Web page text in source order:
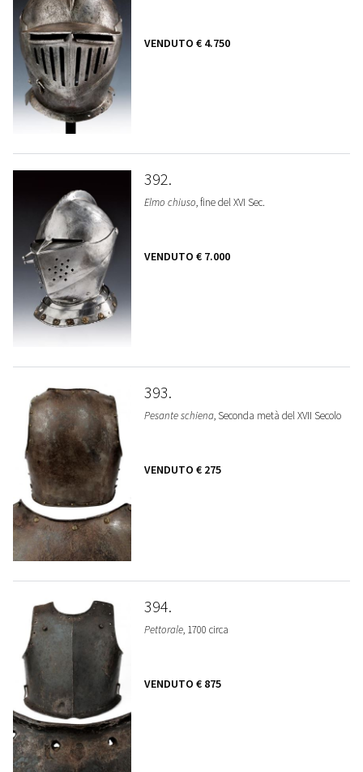
VENDUTO € 4.750
392
Elmo chiuso, fine del XVI Sec.
VENDUTO € 7.000
393
Pesante schiena, Seconda metà del XVII Secolo
VENDUTO € 275
394
Pettorale, 1700 circa
VENDUTO € 875